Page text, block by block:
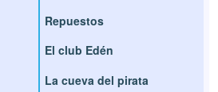
Repuestos
El club Edén
La cueva del pirata